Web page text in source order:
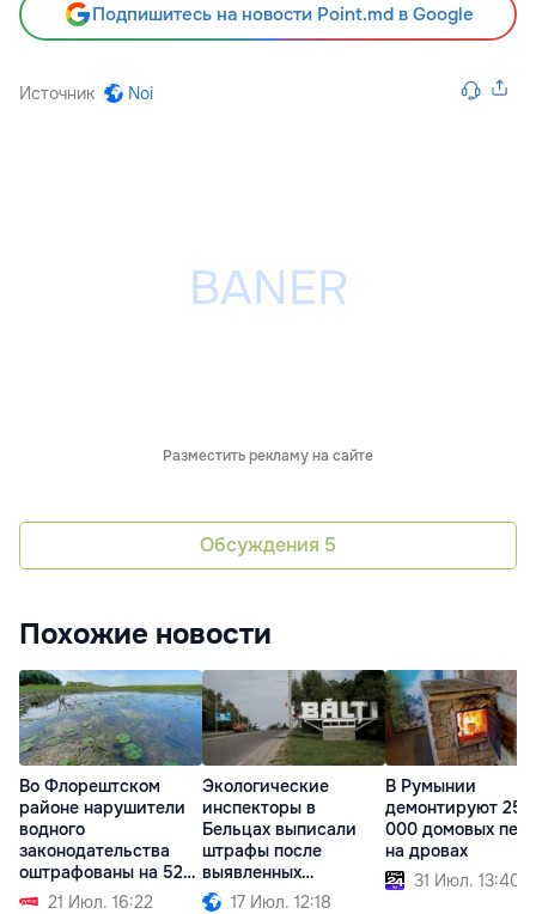
Подпишитесь на новости Point.md в Google
Источник Noi
Разместить рекламу на сайте
Обсуждения 5
Похожие новости
Во Флорештском
районе нарушители
водного
законодательства
оштрафованы на 52
тыс. леев
21 Июл. 16:22
Экологические
инспекторы в
Бельцах выписали
штрафы после
выявленных
нарушений
17 Июл. 12:18
В Румынии
демонтируют 250
000 домовых
на дровах
31 Июл. 13:40